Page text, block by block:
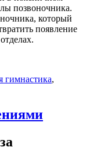
позвоночника.
который
появление
гимнастика,